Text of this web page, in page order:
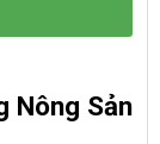
Nông Sản